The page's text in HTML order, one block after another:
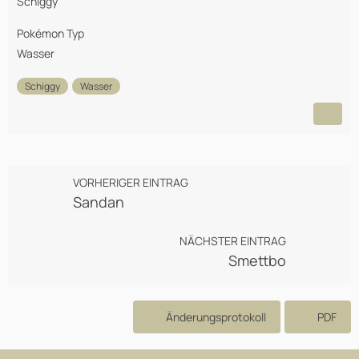
Pokémon Typ
Wasser
Schiggy Wasser
VORHERIGER EINTRAG
Sandan
NÄCHSTER EINTRAG
Smettbo
Änderungsprotokoll PDF